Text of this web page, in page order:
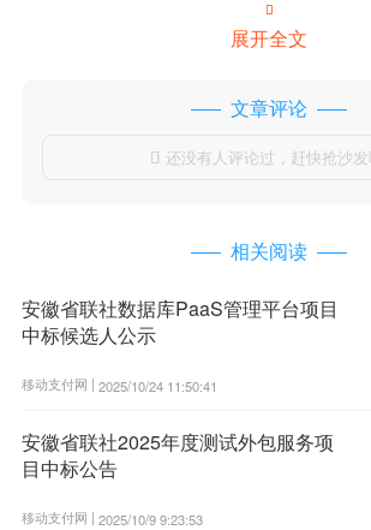

展开全文
文章评论
 还没有人评论过，赶快抢沙发
相关阅读
安徽省联社数据库PaaS管理平台项目
中标候选人公示
移动支付网 | 2025/10/24 11:50:41
安徽省联社2025年度测试外包服务项
目中标公告
移动支付网 | 2025/10/9 9:23:53